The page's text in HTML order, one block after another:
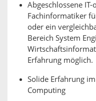
Abgeschlossene
Fachinformatiker
oder ein
Bereich System
Erfahrung möglich.
Solide Erfahrung
Computing